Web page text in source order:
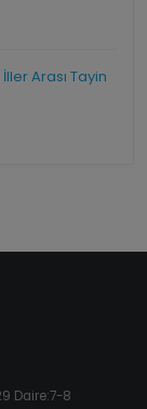
Arası Tayin
Daire:7-8